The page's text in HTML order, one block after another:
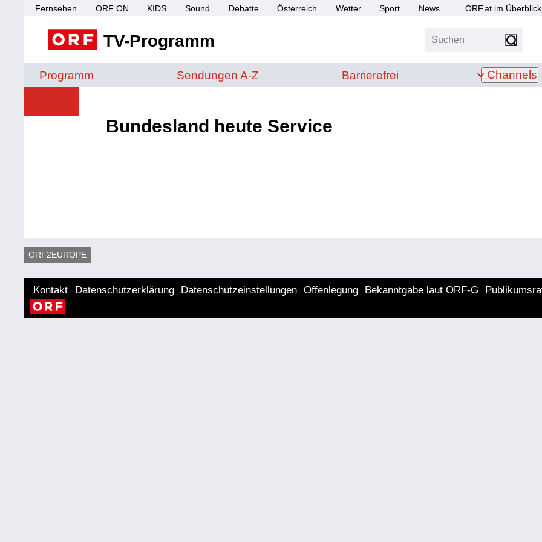
Fernsehen ORF ON KIDS Sound Debatte Österreich Wetter Sport News ORF.at im Überblick
TV-Programm Suchen
Programm Sendungen von A bis Z
Sendungen A-Z Barrierefrei
Barrierefrei Channels
Bundesland heute Service
ORF2EUROPE
Kontakt Datenschutzerklärung Datenschutzeinstellungen Offenlegung Bekanntgabe laut ORF-G